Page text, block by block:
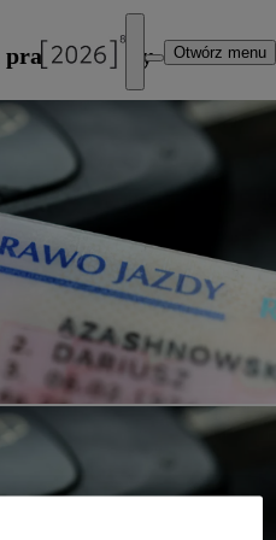
Otwórz menu
jazdy